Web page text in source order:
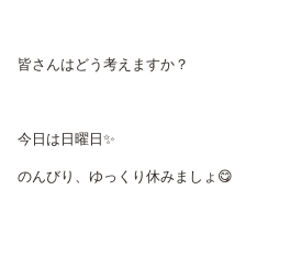
皆さんはどう考えますか？
今日は日曜日✨
のんびり、ゆっくり休みましょ😋